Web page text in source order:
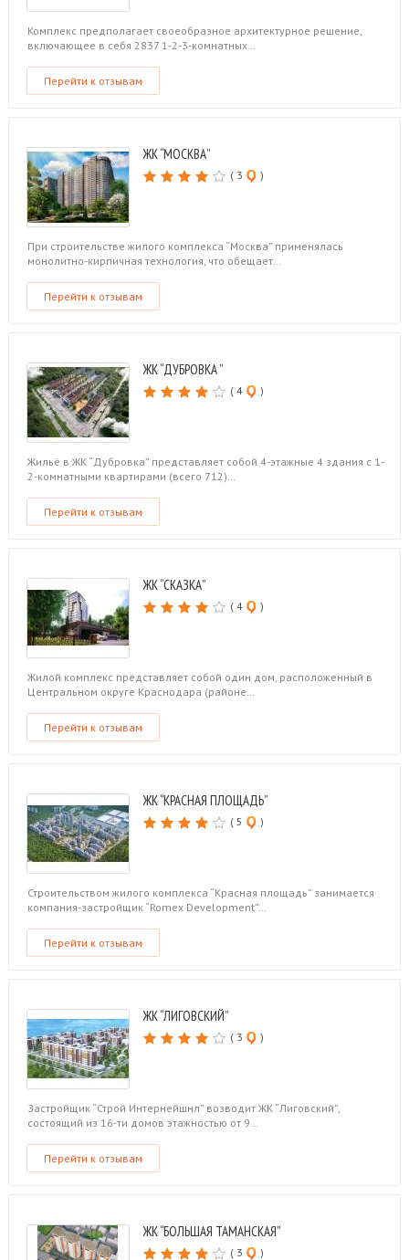
Комплекс предполагает своеобразное архитектурное решение,
включающее в себя 2837 1-2-3-комнатных…
Перейти к отзывам
ЖК “МОСКВА”
( 3 )
При строительстве жилого комплекса “Москва” применялась
монолитно-кирпичная технология, что обещает…
Перейти к отзывам
ЖК “ДУБРОВКА ”
( 4 )
Жильё в ЖК “Дубровка” представляет собой 4-этажные 4 здания с 1-
2-комнатными квартирами (всего 712)…
Перейти к отзывам
ЖК “СКАЗКА”
( 4 )
Жилой комплекс представляет собой один дом, расположенный в
Центральном округе Краснодара (районе…
Перейти к отзывам
ЖК “КРАСНАЯ ПЛОЩАДЬ”
( 5 )
Строительством жилого комплекса “Красная площадь” занимается
компания-застройщик “Romex Development”…
Перейти к отзывам
ЖК “ЛИГОВСКИЙ”
( 3 )
Застройщик “Строй Интернейшнл” возводит ЖК “Лиговский”,
состоящий из 16-ти домов этажностью от 9…
Перейти к отзывам
ЖК “БОЛЬШАЯ ТАМАНСКАЯ”
( 3 )